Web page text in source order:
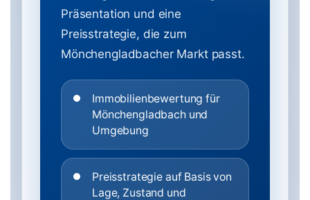
Präsentation und eine
Preisstrategie, die zum
Mönchengladbacher Markt passt.
Immobilienbewertung für
Mönchengladbach und
Umgebung
Preisstrategie auf Basis von
Lage, Zustand und